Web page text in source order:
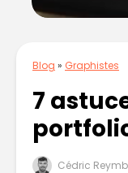
Blog » Graphistes
7
Cédric